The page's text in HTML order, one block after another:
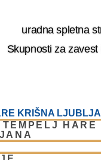
uradna spletna
Skupnosti za zavest
HARE
KRIŠNA